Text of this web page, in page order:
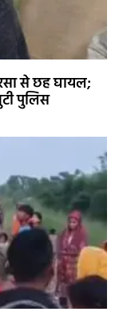
से छह घायल;
पुलिस